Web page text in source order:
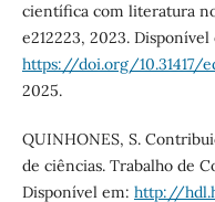
científica com literatura
e212223, 2023. Disponível
https://doi.org/10.31417/
2025.
QUINHONES, S.
de ciências. Trabalho de
Disponível em: http://